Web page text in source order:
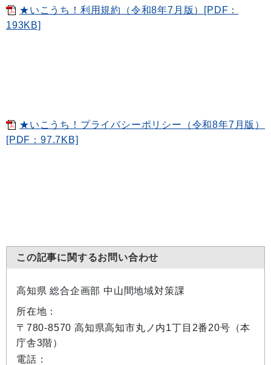
★いこうち！利用規約（令和8年7月版）[PDF：
193KB]
★いこうち！プライバシーポリシー（令和8年7月版）
[PDF：97.7KB]
この記事に関するお問い合わせ
高知県 総合企画部 中山間地域対策課
所在地：
〒780-8570 高知県高知市丸ノ内1丁目2番20号（本
庁舎3階）
電話：